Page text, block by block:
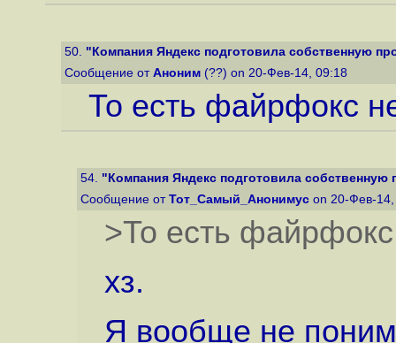
50. "Компания Яндекс подготовила собственную
Сообщение от Аноним (??) on 20-Фев-14, 09:18
То есть файрфокс
54. "Компания Яндекс подготовила собственную
Сообщение от Тот_Самый_Анонимус on 20-Фев-
>То есть
хз.
Я вообще не